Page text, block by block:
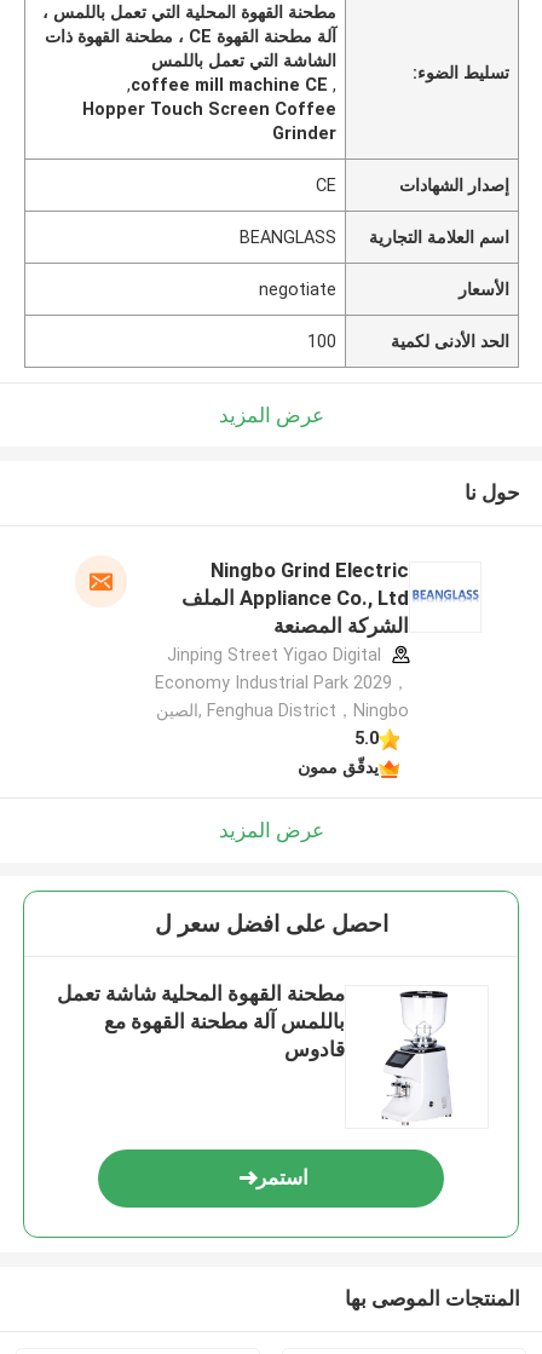
تسليط الضوء:
مطحنة القهوة المحلية التي تعمل باللمس ،
آلة مطحنة القهوة CE ، مطحنة القهوة ذات
الشاشة التي تعمل باللمس
,
coffee mill machine CE
,
Hopper Touch Screen Coffee
Grinder
إصدار الشهادات CE
اسم العلامة التجارية BEANGLASS
الأسعار negotiate
الحد الأدنى لكمية 100
عرض المزيد
حول نا
Ningbo Grind Electric
Appliance Co., Ltd الملف
الشركة المصنعة
Jinping Street Yigao Digital
Economy Industrial Park 2029，
Fenghua District，Ningbo ,الصين
5.0
يدقّق ممون
عرض المزيد
احصل على افضل سعر ل
مطحنة القهوة المحلية شاشة تعمل
باللمس آلة مطحنة القهوة مع
قادوس
استمر
المنتجات الموصى بها